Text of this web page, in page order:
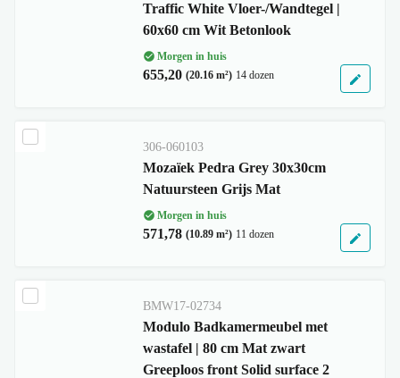
Traffic White Vloer-/Wandtegel |
60x60 cm Wit Betonlook
Morgen in huis
655,20 (20.16 m²) 14 dozen
306-060103
Mozaïek Pedra Grey 30x30cm
Natuursteen Grijs Mat
Morgen in huis
571,78 (10.89 m²) 11 dozen
BMW17-02734
Modulo Badkamermeubel met
wastafel | 80 cm Mat zwart
Greeploos front Solid surface 2